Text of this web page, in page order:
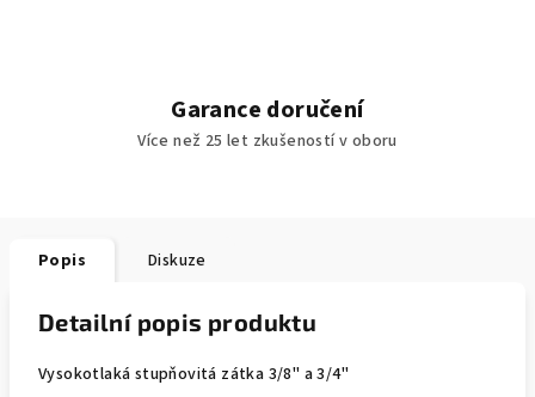
Garance doručení
Více než 25 let zkušeností v oboru
Popis Diskuze
Detailní popis produktu
Vysokotlaká stupňovitá zátka 3/8" a 3/4"